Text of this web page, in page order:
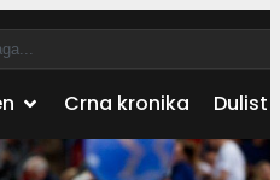
Crna kronika Dulist